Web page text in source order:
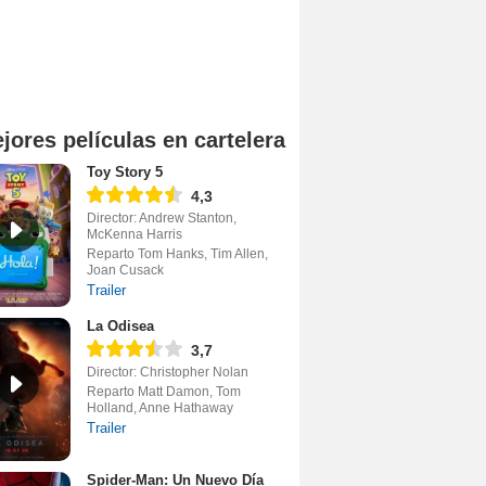
películas en cartelera
Toy Story 5
4,3
Director: Andrew Stanton,
McKenna Harris
Reparto Tom Hanks, Tim Allen,
Joan Cusack
Trailer
La Odisea
3,7
Director: Christopher Nolan
Reparto Matt Damon, Tom
Holland, Anne Hathaway
Trailer
Spider-Man: Un Nuevo Día